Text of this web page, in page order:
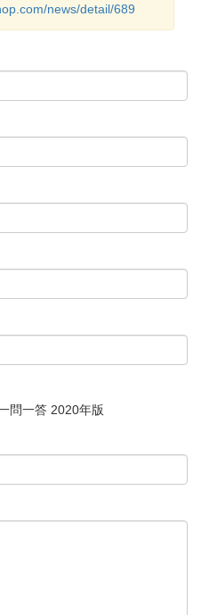
news/detail/689
問一答 2020年版